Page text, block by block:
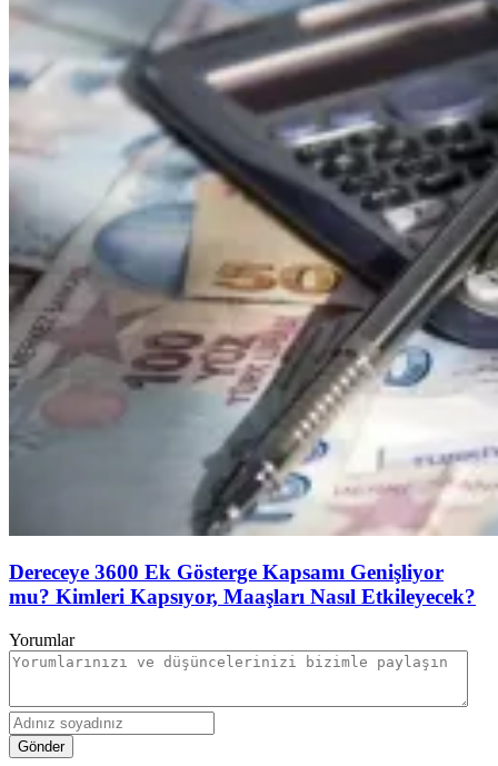
Dereceye 3600 Ek Gösterge Kapsamı Genişliyor
mu? Kimleri Kapsıyor, Maaşları Nasıl Etkileyecek?
Yorumlar
Gönder